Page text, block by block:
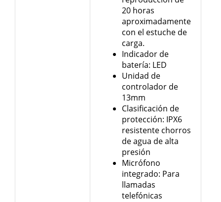
20 horas
aproximadamente
con el estuche de
carga.
Indicador de
batería: LED
Unidad de
controlador de
13mm
Clasificación de
protección: IPX6
resistente chorros
de agua de alta
presión
Micrófono
integrado: Para
llamadas
telefónicas